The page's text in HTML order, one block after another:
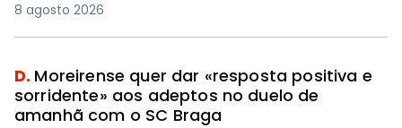
8 agosto 2026
D. Moreirense quer dar «resposta positiva e
sorridente» aos adeptos no duelo de
amanhã com o SC Braga